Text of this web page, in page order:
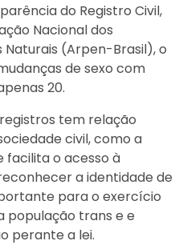
do Registro Civil,
Nacional dos
Naturais (Arpen-Brasil), o
de sexo com
20.
tem relação
civil, como a
facilita o acesso à
a identidade de
para o exercício
população trans e e
perante a lei.